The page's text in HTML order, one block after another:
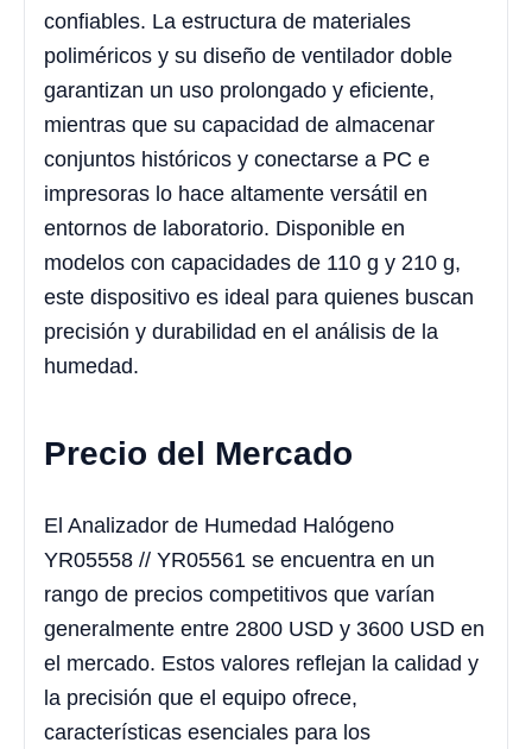
confiables. La estructura de materiales
poliméricos y su diseño de ventilador doble
garantizan un uso prolongado y eficiente,
mientras que su capacidad de almacenar
conjuntos históricos y conectarse a PC e
impresoras lo hace altamente versátil en
entornos de laboratorio. Disponible en
modelos con capacidades de 110 g y 210 g,
este dispositivo es ideal para quienes buscan
precisión y durabilidad en el análisis de la
humedad.
Precio del Mercado
El Analizador de Humedad Halógeno
YR05558 // YR05561 se encuentra en un
rango de precios competitivos que varían
generalmente entre 2800 USD y 3600 USD en
el mercado. Estos valores reflejan la calidad y
la precisión que el equipo ofrece,
características esenciales para los